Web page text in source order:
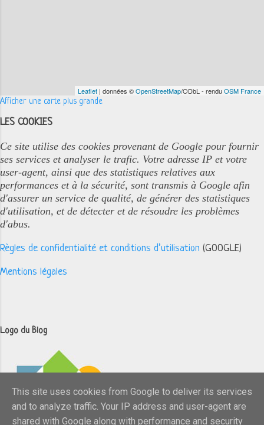
Leaflet | données ©OpenStreetMap/ODbL - renduOSM France
Afficher une carte plus grande
LES COOKIES
Ce site utilise des cookies provenant de Google pour fournir
ses services et analyser le trafic. Votre adresse IP et votre
user-agent, ainsi que des statistiques relatives aux
performances et à la sécurité, sont transmis à Google afin
d'assurer un service de qualité, de générer des statistiques
d'utilisation, et de détecter et de résoudre les problèmes
d'abus.
Règles de confidentialité et conditions d’utilisation (GOOGLE)
Mentions légales
Logo du Blog
This site uses cookies from Google to deliver its services
and to analyze traffic. Your IP address and user-agent are
shared with Google along with performance and security